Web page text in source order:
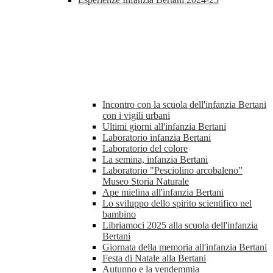
Incontro con la scuola dell'infanzia Bertani
con i vigili urbani
Ultimi giorni all'infanzia Bertani
Laboratorio infanzia Bertani
Laboratorio del colore
La semina, infanzia Bertani
Laboratorio "Pesciolino arcobaleno”
Museo Storia Naturale
Ape mielina all'infanzia Bertani
Lo sviluppo dello spirito scientifico nel
bambino
Libriamoci 2025 alla scuola dell'infanzia
Bertani
Giornata della memoria all'infanzia Bertani
Festa di Natale alla Bertani
Autunno e la vendemmia